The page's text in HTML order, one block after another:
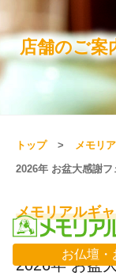
お仏壇・
店舗のご案
トップ
メモリ
2026年 お盆大感謝フ
メモリアルギ
2026年 お盆